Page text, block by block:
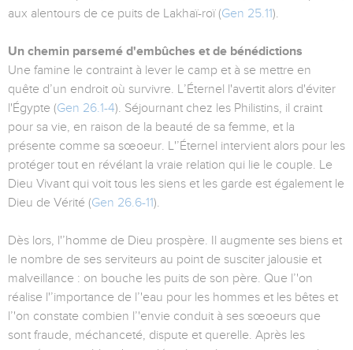
aux alentours de ce puits de Lakhaï-roï (Gen 25.11).
Un chemin parsemé d'embûches et de bénédictions
Une famine le contraint à lever le camp et à se mettre en
quête d’un endroit où survivre. L’Éternel l'avertit alors d'éviter
l'Égypte (Gen 26.1-4). Séjournant chez les Philistins, il craint
pour sa vie, en raison de la beauté de sa femme, et la
présente comme sa sœoeur. L'’Éternel intervient alors pour les
protéger tout en révélant la vraie relation qui lie le couple. Le
Dieu Vivant qui voit tous les siens et les garde est également le
Dieu de Vérité (Gen 26.6-11).
Dès lors, l'’homme de Dieu prospère. Il augmente ses biens et
le nombre de ses serviteurs au point de susciter jalousie et
malveillance : on bouche les puits de son père. Que l’'on
réalise l'’importance de l’'eau pour les hommes et les bêtes et
l’'on constate combien l’'envie conduit à ses sœoeurs que
sont fraude, méchanceté, dispute et querelle. Après les